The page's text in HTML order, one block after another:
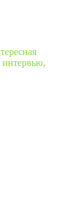
интервью,